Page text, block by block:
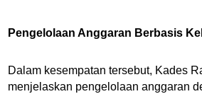
Pengelolaan Anggaran Berbasis
Dalam kesempatan tersebut, Kades
menjelaskan pengelolaan anggaran